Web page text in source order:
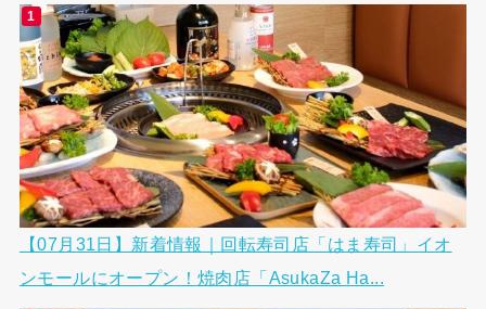
【07月31日】新着情報｜回転寿司店「はま寿司」イオ
ンモールにオープン！焼肉店「AsukaZa Ha...